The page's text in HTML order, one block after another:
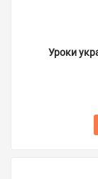
Уроки